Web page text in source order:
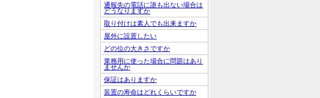
通報先の電話に誰も出ない場合は
どうなりますか
取り付けは素人でも出来ますか
屋外に設置したい
どの位の大きさですか
業務用に使った場合に問題はあり
ませんか
保証はありますか
装置の寿命はどれくらいですか